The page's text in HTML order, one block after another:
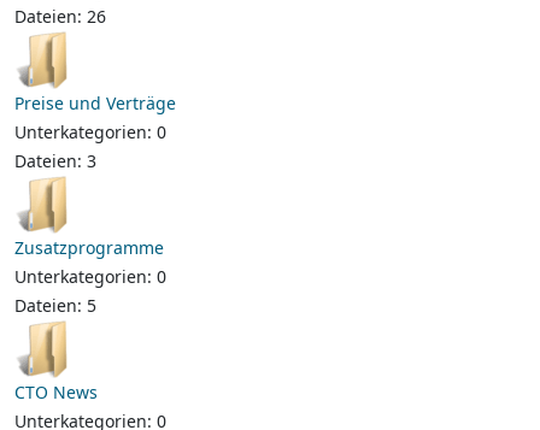
Dateien: 26
Preise und Verträge
Unterkategorien: 0
Dateien: 3
Zusatzprogramme
Unterkategorien: 0
Dateien: 5
CTO News
Unterkategorien: 0